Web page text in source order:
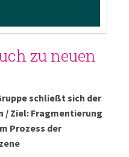
zu neuen
schließt sich der
/ Ziel: Fragmentierung
Prozess der